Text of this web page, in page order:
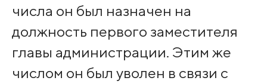
числа он был назначен на
должность первого заместителя
главы администрации. Этим же
числом он был уволен в связи с